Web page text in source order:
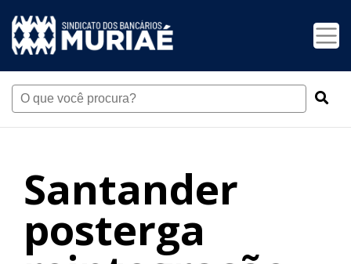
Santander
posterga